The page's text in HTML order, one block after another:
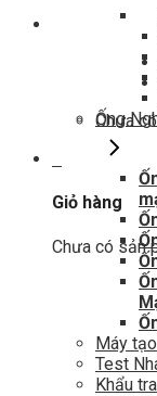
Hotline hỗ trợ
0948802788
Chưa
Giỏ hàng
Chưa có sản
Ống
Máy
Test
Khẩu